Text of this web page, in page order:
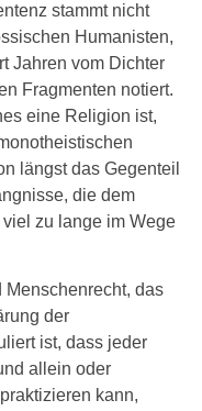
stammt nicht
Humanisten,
Jahren vom Dichter
Fragmenten notiert.
eine Religion ist,
längst das Gegenteil
die dem
zu lange im Wege
Menschenrecht, das
der
ist, dass jeder
allein oder
kann,